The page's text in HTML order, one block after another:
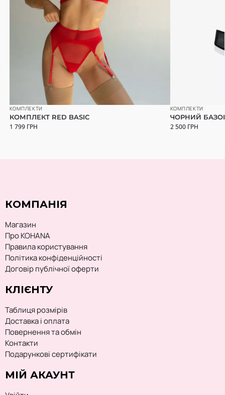
КОМПЛЕКТИ
КОМПЛЕКТ RED BASIC
1 799 ГРН
КОМПЛЕКТИ
ЧОРНИЙ
2 500 ГРН
КОМПАНІЯ
Магазин
Про KOHANA
Правила користування
Політика конфіденційності
Договір публічної оферти
КЛІЄНТУ
Таблиця розмірів
Доставка і оплата
Повернення та обмін
Контакти
Подарункові сертифікати
МІЙ АКАУНТ